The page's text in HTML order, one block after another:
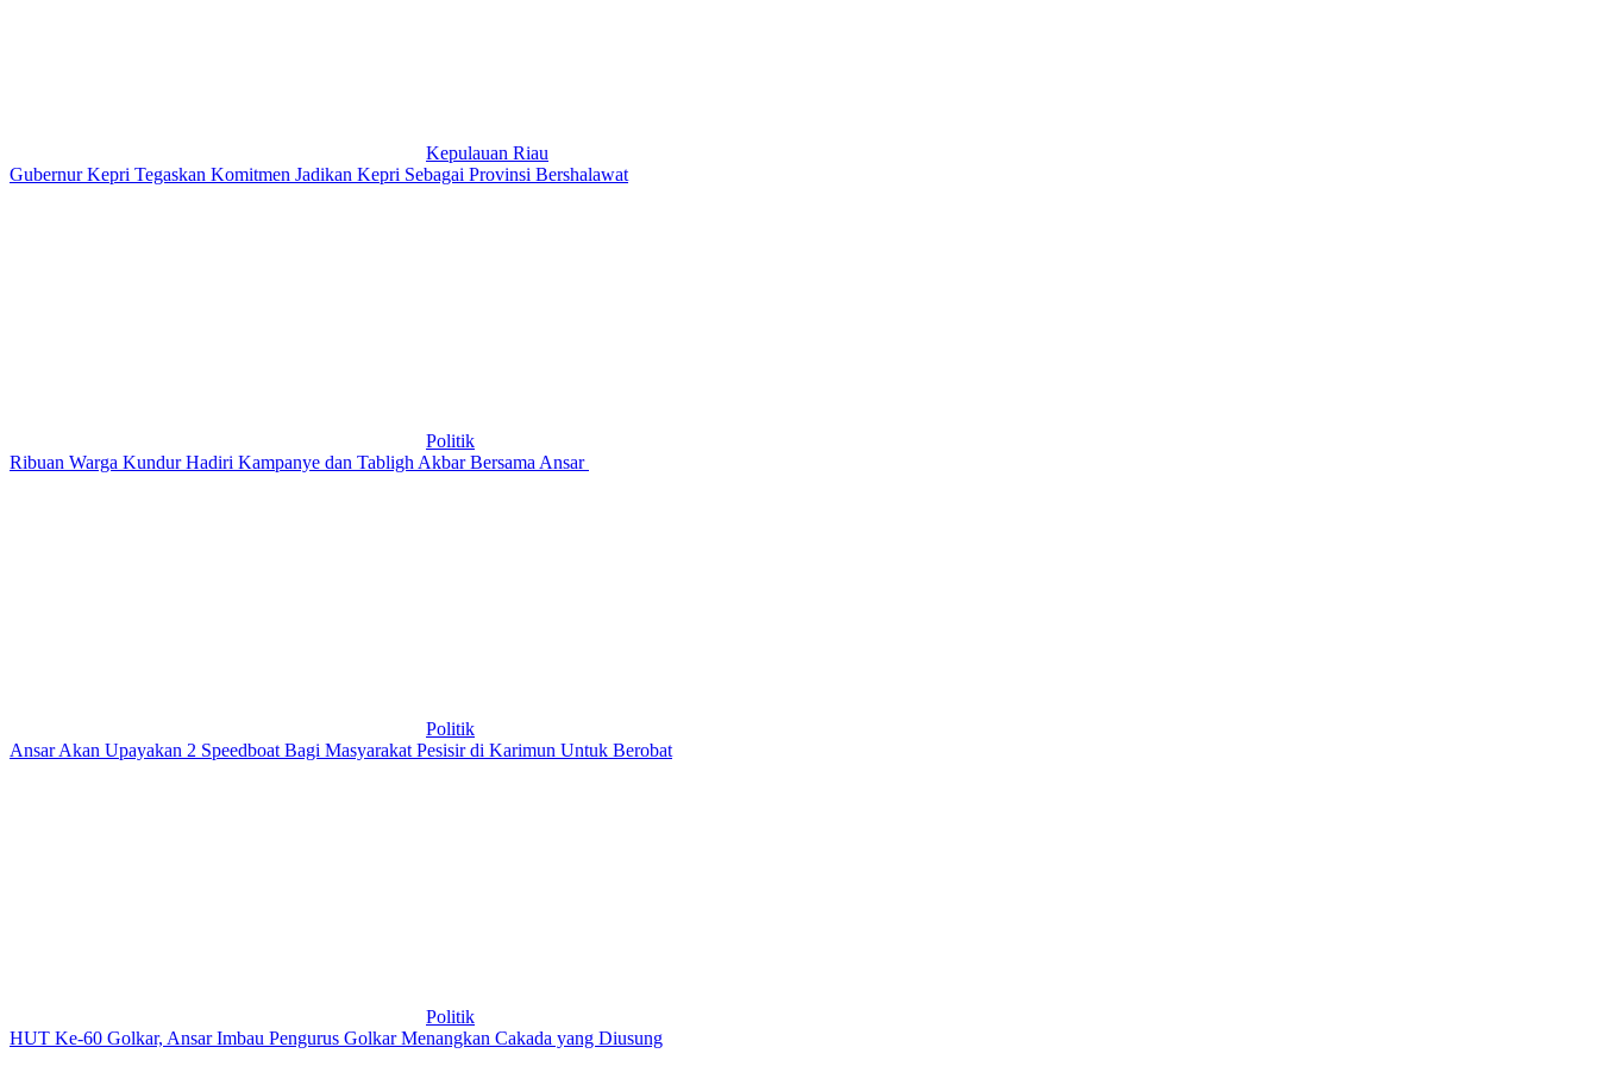
Kepulauan Riau
Gubernur Kepri Tegaskan Komitmen Jadikan Kepri Sebagai Provinsi Bershalawat
Politik
Ribuan Warga Kundur Hadiri Kampanye dan Tabligh Akbar Bersama Ansar
Politik
Ansar Akan Upayakan 2 Speedboat Bagi Masyarakat Pesisir di Karimun Untuk Berobat
Politik
HUT Ke-60 Golkar, Ansar Imbau Pengurus Golkar Menangkan Cakada yang Diusung